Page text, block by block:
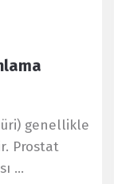
genellikle
Prostat
...